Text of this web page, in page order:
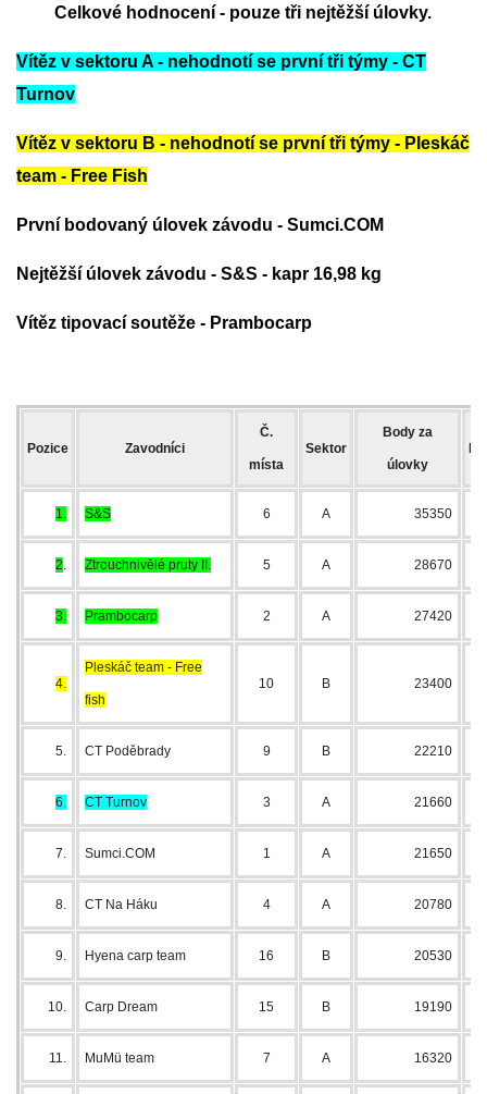
ARCHIV 2019
PF´
FOTOGALERIE
© 2026 eStránky.cz
Celkové hodnocení - pouze tři nejtěžší úlovky.
Vítěz v sektoru A - nehodnotí se první tři týmy - CT
Turnov
Vítěz v sektoru B - nehodnotí se první tři týmy - Pleskáč
team - Free Fish
První bodovaný úlovek závodu - Sumci.COM
Nejtěžší úlovek závodu - S&S - kapr 16,98 kg
Vítěz tipovací soutěže - Prambocarp
Pozice Zavodníci
Č.
místa
Sektor
Body za
úlovky
1. S&S 6 A 35350
2. Ztrouchnivělé pruty II. 5 A 28670
3. Prambocarp 2 A 27420
4.
Pleskáč team - Free
fish
10 B 23400
5. CT Poděbrady 9 B 22210
6. CT Turnov 3 A 21660
7. Sumci.COM 1 A 21650
8. CT Na Háku 4 A 20780
9. Hyena carp team 16 B 20530
10. Carp Dream 15 B 19190
11. MuMü team 7 A 16320